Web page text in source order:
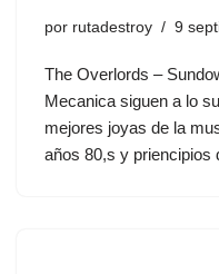
por rutadestroy 9
The Overlords ‎–
Mecanica siguen a lo
mejores joyas de la
años 80,s y